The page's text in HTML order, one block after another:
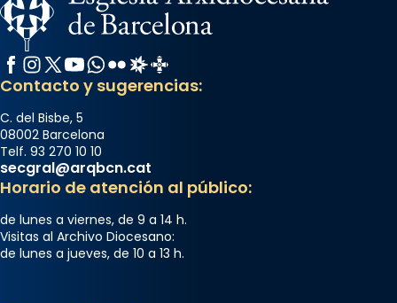
Facebook
Instagram
X / Twitter
YouTube
WhatsApp
FlickrRadio Estel
Catalunya Cristiana
Contacto y sugerencias:
C. del Bisbe, 5
08002 Barcelona
Telf. 93 270 10 10
secgral@arqbcn.cat
Horario de atención al público:
de lunes a viernes, de 9 a 14 h.
Visitas al Archivo Diocesano:
de lunes a jueves, de 10 a 13 h.